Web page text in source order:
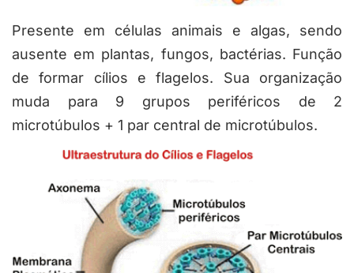
Presente em células animais e algas, sendo
ausente em plantas, fungos, bactérias. Função
de formar cílios e flagelos. Sua organização
muda para 9 grupos periféricos de 2
microtúbulos + 1 par central de microtúbulos.